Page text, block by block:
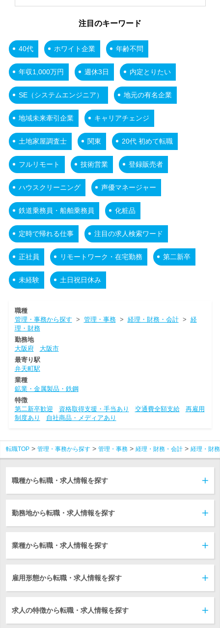
注目のキーワード
40代 ホワイト企業 年齢不問
年収1,000万円 週休3日 内定とりたい
SE（システムエンジニア） 地元の有名企業
地域未来牽引企業 キャリアチェンジ
土地家屋調査士 関東 20代 初めて転職
フルリモート 技術営業 登録販売者
ハウスクリーニング 声優マネージャー
鉄道乗務員・船舶乗務員 化粧品
定時で帰れる仕事 注目の求人検索ワード
正社員 リモートワーク・在宅勤務 第二新卒
未経験 土日祝日休み
職種
管理・事務から探す > 管理・事務> 経理・財務・会計> 経
理・財務
勤務地
大阪府
大阪市
最寄り駅
弁天町駅
業種
鉱業・金属製品・鉄鋼
特徴
第二新卒歓迎
資格取得支援・手当あり 交通費全額支給
再雇用
制度あり
自社商品・メディアあり
転職TOP 管理・事務から探す 管理・事務 経理・財務・会計 経理・財務
職種から転職・求人情報を探す
勤務地から転職・求人情報を探す
業種から転職・求人情報を探す
雇用形態から転職・求人情報を探す
求人の特徴から転職・求人情報を探す